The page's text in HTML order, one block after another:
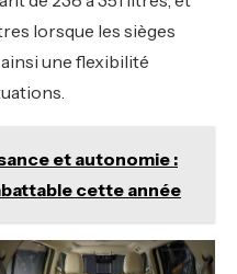
lorsque les sièges
une flexibilité
et autonomie :
cette année